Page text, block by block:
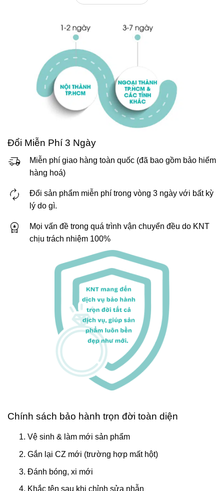
Đổi Miễn Phí 3 Ngày
Miễn phí giao hàng toàn quốc (đã bao gồm bảo hiểm
hàng hoá)
Đổi sản phẩm miễn phí trong vòng 3 ngày với bất kỳ
lý do gì.
Mọi vấn đề trong quá trình vận chuyển đều do KNT
chịu trách nhiệm 100%
Chính sách bảo hành trọn đời toàn diện
Vệ sinh & làm mới sản phẩm
Gắn lại CZ mới (trường hợp mất hột)
Đánh bóng, xi mới
Khắc tên sau khi chỉnh sửa nhẫn